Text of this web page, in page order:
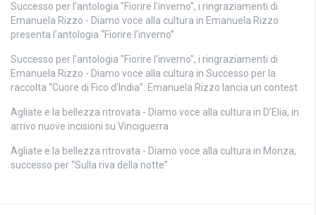
Successo per l'antologia "Fiorire l'inverno", i ringraziamenti di
Emanuela Rizzo - Diamo voce alla cultura in Emanuela Rizzo
presenta l’antologia “Fiorire l’inverno”
Successo per l'antologia "Fiorire l'inverno", i ringraziamenti di
Emanuela Rizzo - Diamo voce alla cultura in Successo per la
raccolta “Cuore di Fico d’India”: Emanuela Rizzo lancia un contest
Agliate e la bellezza ritrovata - Diamo voce alla cultura in D’Elia, in
arrivo nuove incisioni su Vinciguerra
Agliate e la bellezza ritrovata - Diamo voce alla cultura in Monza,
successo per “Sulla riva della notte”